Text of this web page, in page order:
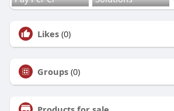
Likes (0)
Groups (0)